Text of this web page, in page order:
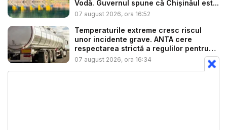
Vodă. Guvernul spune că Chișinăul est...
07 august 2026, ora 16:52
Temperaturile extreme cresc riscul
unor incidente grave. ANTA cere
respectarea strictă a regulilor pentru
tr...
07 august 2026, ora 16:34